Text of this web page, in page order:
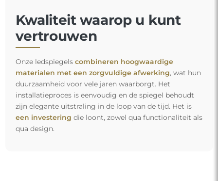
Kwaliteit waarop u kunt
vertrouwen
Onze ledspiegels combineren hoogwaardige
materialen met een zorgvuldige afwerking, wat hun
duurzaamheid voor vele jaren waarborgt. Het
installatieproces is eenvoudig en de spiegel behoudt
zijn elegante uitstraling in de loop van de tijd. Het is
een investering die loont, zowel qua functionaliteit als
qua design.